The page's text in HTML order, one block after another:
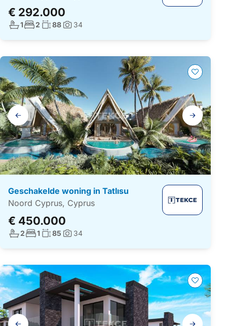
€ 292.000
Aantal badkamers:
1Aantal slaapkamers:
2 Woonoppervlakte:
88Foto's:
34
Galerij
navigatie
Geschakelde woning in Tatlısu
Noord Cyprus, Cyprus
€ 450.000
Aantal badkamers:
2Aantal slaapkamers:
1 Woonoppervlakte:
85 Foto's:
34
Galerij